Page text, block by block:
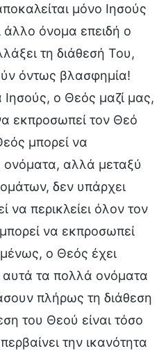
μόνο Ιησούς
άλλο όνομα επειδή ο
τη διάθεσή Του,
όντως βλασφημία!
Ιησούς, ο Θεός μαζί μας,
εκπροσωπεί τον Θεό
μπορεί να
ονόματα, αλλά μεταξύ
δεν υπάρχει
να περικλείει όλον τον
να εκπροσωπεί
ο Θεός έχει
τα πολλά ονόματα
πλήρως τη διάθεση
του Θεού είναι τόσο
την ικανότητα